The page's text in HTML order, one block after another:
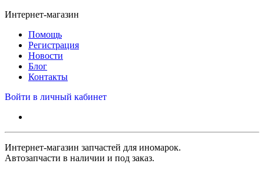
Интернет-магазин
Помощь
Регистрация
Новости
Блог
Контакты
Войти в личный кабинет
Интернет-магазин запчастей для иномарок.
Автозапчасти в наличии и под заказ.